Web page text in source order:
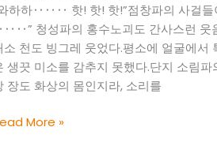
하하‥‥‥ 핫! 핫! 핫!”점창파의 사걸
청성파의 홍수노괴도 간사스런 웃
소 천도 빙그레 웃었다.평소에 얼굴에
생끗 미소를 감추지 못했다.단지 소림
장도 화상의 몸인지라, 소리를
More »